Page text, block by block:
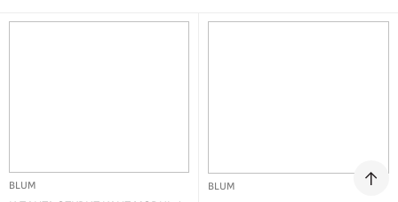
BLUM BLUM